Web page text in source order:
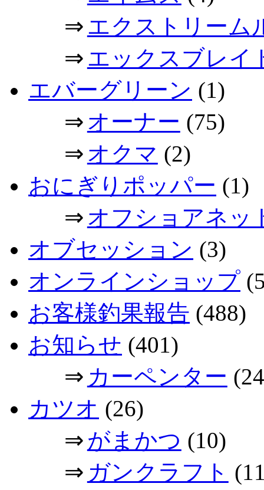
⇒ エクストリーム
⇒ エックスブレイ
エバーグリーン (1)
⇒ オーナー (75)
⇒ オクマ (2)
おにぎりポッパー (1)
⇒ オフショアネッ
オブセッション (3)
オンラインショップ
お客様釣果報告 (488)
お知らせ (401)
⇒ カーペンター
カツオ (26)
⇒ がまかつ (10)
⇒ ガンクラフト